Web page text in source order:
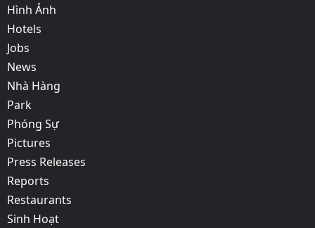
Hình Ảnh
Hotels
Jobs
News
Nhà Hàng
Park
Phóng Sự
Pictures
Press Releases
Reports
Restaurants
Sinh Hoạt